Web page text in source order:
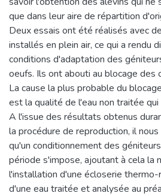
que dans leur aire de répartition
Deux essais ont été réalisés avec
installés en plein air, ce qui a rendu
conditions d'adaptation des
oeufs. Ils ont abouti au blocage des
La cause la plus probable du
est la qualité de l'eau non traitée
A l'issue des résultats obtenus
la procédure de reproduction, il
qu'un conditionnement des
période s'impose, ajoutant à cela la
l'installation d'une écloserie
d'une eau traitée et analysée au